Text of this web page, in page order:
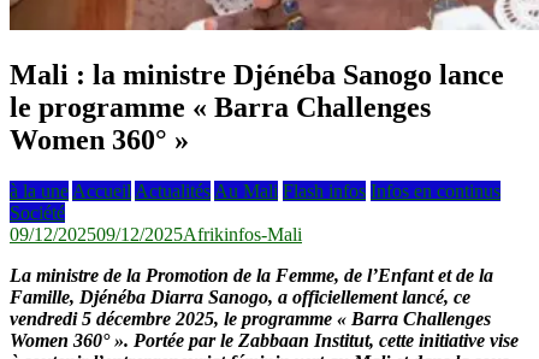
Mali : la ministre Djénéba Sanogo lance
le programme « Barra Challenges
Women 360° »
à la une Accueil Actualités Au Mali Flash infos Infos en continus
Société
09/12/202509/12/2025Afrikinfos-Mali
La ministre de la Promotion de la Femme, de l’Enfant et de la
Famille, Djénéba Diarra Sanogo, a officiellement lancé, ce
vendredi 5 décembre 2025, le programme « Barra Challenges
Women 360° ». Portée par le Zabbaan Institut, cette initiative vise